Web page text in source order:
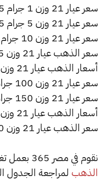
سعر عيار 21 وزن 1 جرام 4545 جنيه للشراء، وللبيع 4565 جنيه.
سعر عيار 21 وزن 5 جرام 22725 جنيه للشراء، وللبيع 22825 جنيه.
سعر عيار 21 وزن 10 جرام 45450 جنيه للشراء، وللبيع 45650 جنيه.
سعر الذهب عيار 21 وزن 25 جرام 113625 جنيه للشراء، وللبيع 114125 جنيه.
أسعار الذهب عيار 21 وزن 50 جرام 227250 جنيه للشراء، وللبيع 228250 جنيه.
سعر عيار 21 وزن 100 جرام 454500 جنيه للشراء، وللبيع 456500 جنيه.
سعر عيار 21 وزن 150 جرام 681750 جنيه للشراء، وللبيع 684750 جنيه.
أسعار الذهب عيار 21 وزن 200 جرام 909000 جنيه للشراء، وللبيع 913000 جنيه.
سعر الذهب عيار 21 وزن 250 جرام 1136250 جنيه للشراء، وللبيع 1141250 جنيه.
نقوم في مصر 365 بعمل تغطية مميزة لكافة أسعار الذهب في مصر، يمكنك الاطلاع على صفحة
الذهبلمراجعة